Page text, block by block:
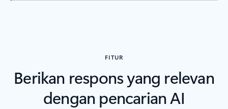
FITUR
Berikan respons yang relevan
dengan pencarian AI